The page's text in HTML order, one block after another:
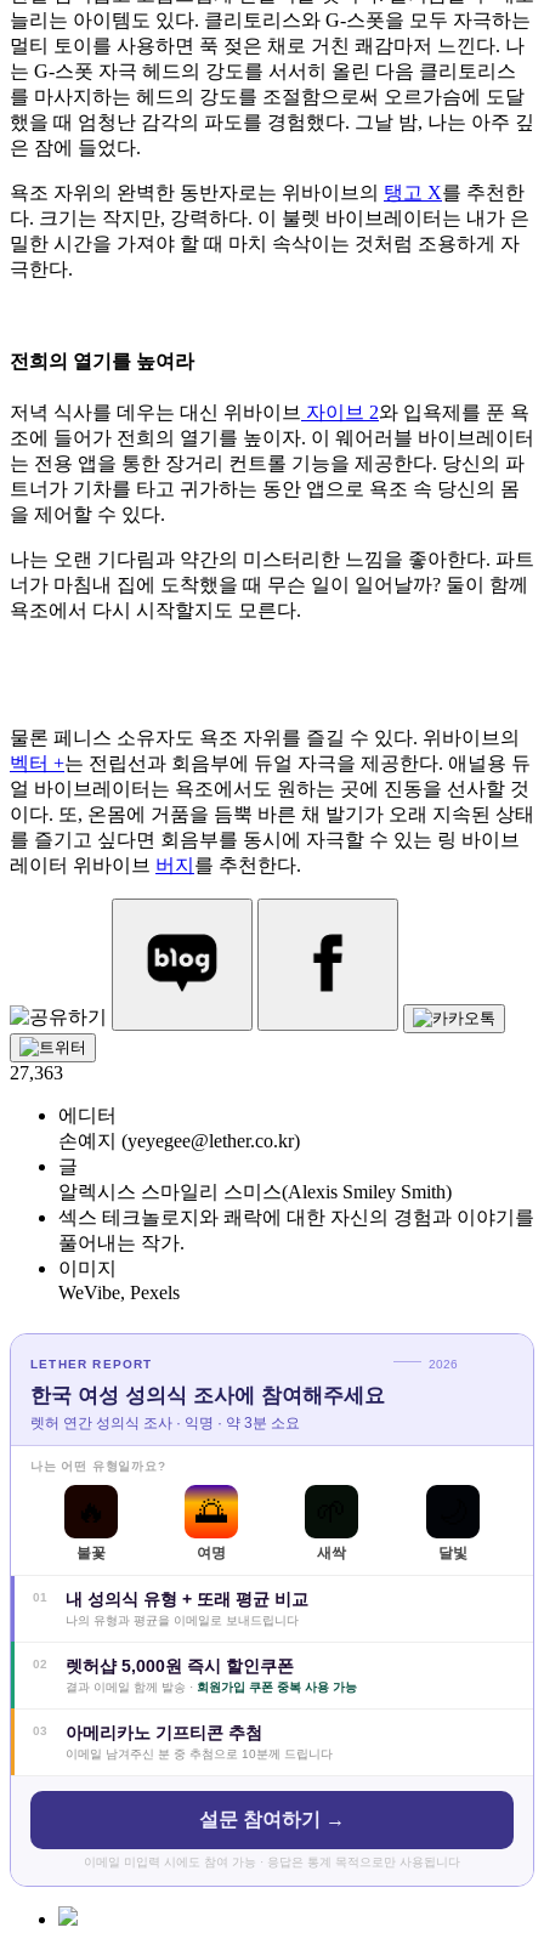
늘리는 아이템도 있다. 클리토리스와 G-스폿을 모두 자극하는
멀티 토이를 사용하면 푹 젖은 채로 거친 쾌감마저 느낀다. 나
는 G-스폿 자극 헤드의 강도를 서서히 올린 다음 클리토리스
를 마사지하는 헤드의 강도를 조절함으로써 오르가슴에 도달
했을 때 엄청난 감각의 파도를 경험했다. 그날 밤, 나는 아주 깊
은 잠에 들었다.
욕조 자위의 완벽한 동반자로는 위바이브의 탱고 X를 추천한
다. 크기는 작지만, 강력하다. 이 불렛 바이브레이터는 내가 은
밀한 시간을 가져야 할 때 마치 속삭이는 것처럼 조용하게 자
극한다.
전희의 열기를 높여라
저녁 식사를 데우는 대신 위바이브 자이브 2와 입욕제를 푼 욕
조에 들어가 전희의 열기를 높이자. 이 웨어러블 바이브레이터
는 전용 앱을 통한 장거리 컨트롤 기능을 제공한다. 당신의 파
트너가 기차를 타고 귀가하는 동안 앱으로 욕조 속 당신의 몸
을 제어할 수 있다.
나는 오랜 기다림과 약간의 미스터리한 느낌을 좋아한다. 파트
너가 마침내 집에 도착했을 때 무슨 일이 일어날까? 둘이 함께
욕조에서 다시 시작할지도 모른다.
물론 페니스 소유자도 욕조 자위를 즐길 수 있다. 위바이브의
벡터 +는 전립선과 회음부에 듀얼 자극을 제공한다. 애널용 듀
얼 바이브레이터는 욕조에서도 원하는 곳에 진동을 선사할 것
이다. 또, 온몸에 거품을 듬뿍 바른 채 발기가 오래 지속된 상태
를 즐기고 싶다면 회음부를 동시에 자극할 수 있는 링 바이브
레이터 위바이브 버지 를 추천한다.
27,363
에디터
손예지 (yeyegee@lether.co.kr)
글
알렉시스 스마일리 스미스(Alexis Smiley Smith)
섹스 테크놀로지와 쾌락에 대한 자신의 경험과 이야기를
풀어내는 작가.
이미지
WeVibe, Pexels
LETHER REPORT 2026
한국 여성 성의식 조사에 참여해주세요
렛허 연간 성의식 조사 · 익명 · 약 3분 소요
나는 어떤 유형일까요?
🔥
불꽃
🌅
여명 새싹 달빛
01 내 성의식 유형 + 또래 평균 비교
나의 유형과 평균을 이메일로 보내드립니다
02 렛허샵 5,000원 즉시 할인쿠폰
결과 이메일 함께 발송 · 회원가입 쿠폰 중복 사용 가능
03 아메리카노 기프티콘 추첨
이메일 남겨주신 분 중 추첨으로 10분께 드립니다
설문 참여하기 →
이메일 미입력 시에도 참여 가능 · 응답은 통계 목적으로만 사용됩니다